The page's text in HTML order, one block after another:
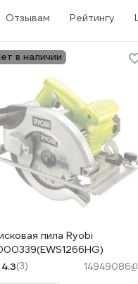
Отзывам Рейтингу
в наличии
пила Ryobi
4.3(3) 14949086